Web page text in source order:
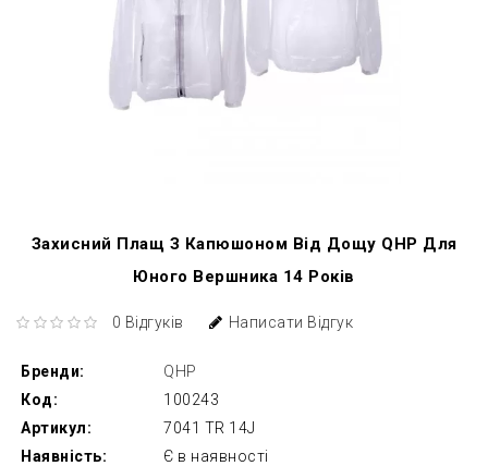
Захисний Плащ З Капюшоном Від Дощу QHP Для
Юного Вершника 14 Років
0 Відгуків Написати Відгук
Бренди:
QHP
Код:
100243
Артикул:
7041 TR 14J
Наявність:
Є в наявності